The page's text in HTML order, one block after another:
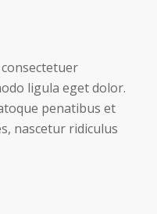
ligula eget dolor.
penatibus et
nascetur ridiculus